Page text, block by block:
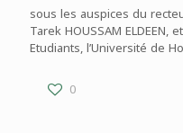
sous les auspices du
Tarek HOUSSAM
Etudiants, l’Université de
0